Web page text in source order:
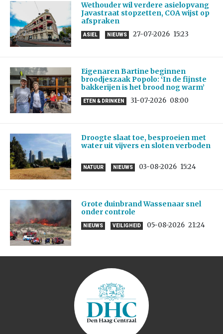
Wethouder wil verdere asielopvang
Javastraat stopzetten, COA wijst op
afspraken
ASIEL NIEUWS 27-07-2026 15:23
Eigenaren Bartine beginnen
broodjeszaak Popolo: ‘In de fijnste
bakkerijen is het brood nog warm’
ETEN & DRINKEN 31-07-2026 08:00
Droogte slaat toe, besproeien met
water uit vijvers en sloten verboden
NATUUR NIEUWS 03-08-2026 15:24
Grote duinbrand Wassenaar snel
onder controle
NIEUWS VEILIGHEID 05-08-2026 21:24